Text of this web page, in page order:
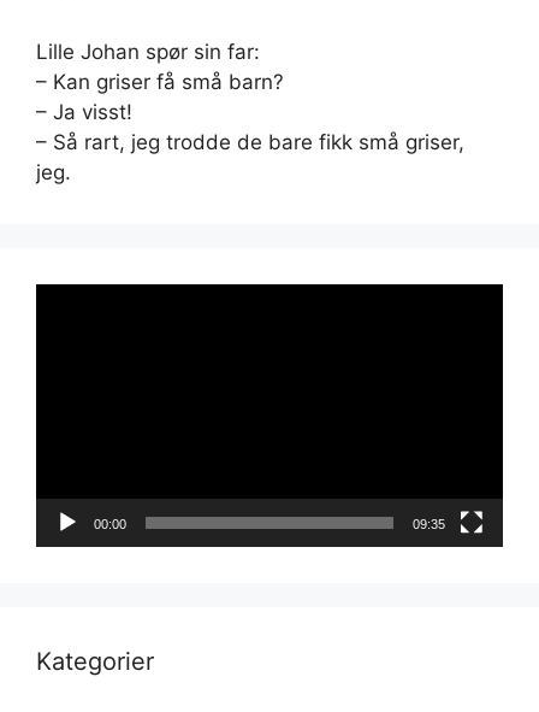
Lille Johan spør sin far:
– Kan griser få små barn?
– Ja visst!
– Så rart, jeg trodde de bare fikk små griser,
jeg.
00:00 09:35
Kategorier